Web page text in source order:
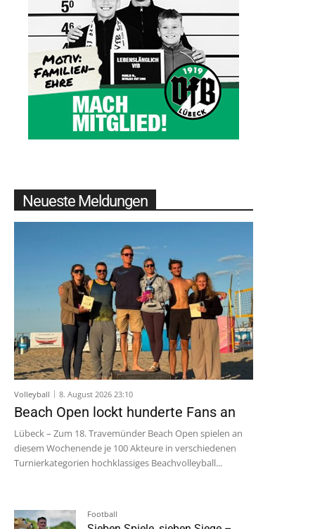
Neueste Meldungen
Volleyball 8. August 2026 23:10
Beach Open lockt hunderte Fans an
Lübeck – Zum 18. Travemünder Beach Open spielen an
diesem Wochenende je 100 Akteure in verschiedenen
Turnierkategorien hochklassiges Beachvolleyball...
Football